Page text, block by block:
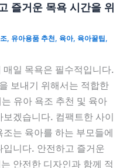
즐거운 목욕 시간을 위
, 유아용품 추천, 육아, 육아꿀팁 ,
일 목욕은 필수적입니다.
보내기 위해서는 적합한
유아 욕조 추천 및 육아
겠습니다. 컴팩트한 사이
는 육아를 하는 부모들에
니다. 안전하고 즐거운
안전한 디자인과 함께 적